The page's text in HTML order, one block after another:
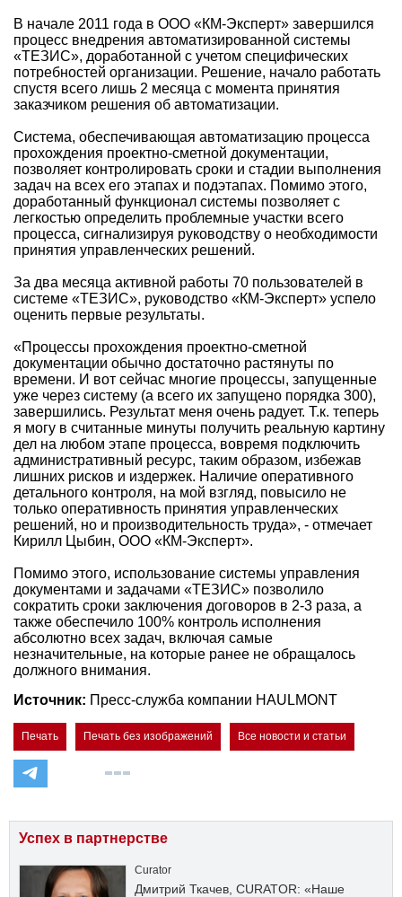
В начале 2011 года в ООО «КМ-Эксперт» завершился
процесс внедрения автоматизированной системы
«ТЕЗИС», доработанной с учетом специфических
потребностей организации. Решение, начало работать
спустя всего лишь 2 месяца с момента принятия
заказчиком решения об автоматизации.
Система, обеспечивающая автоматизацию процесса
прохождения проектно-сметной документации,
позволяет контролировать сроки и стадии выполнения
задач на всех его этапах и подэтапах. Помимо этого,
доработанный функционал системы позволяет с
легкостью определить проблемные участки всего
процесса, сигнализируя руководству о необходимости
принятия управленческих решений.
За два месяца активной работы 70 пользователей в
системе «ТЕЗИС», руководство «КМ-Эксперт» успело
оценить первые результаты.
«Процессы прохождения проектно-сметной
документации обычно достаточно растянуты по
времени. И вот сейчас многие процессы, запущенные
уже через систему (а всего их запущено порядка 300),
завершились. Результат меня очень радует. Т.к. теперь
я могу в считанные минуты получить реальную картину
дел на любом этапе процесса, вовремя подключить
административный ресурс, таким образом, избежав
лишних рисков и издержек. Наличие оперативного
детального контроля, на мой взгляд, повысило не
только оперативность принятия управленческих
решений, но и производительность труда», - отмечает
Кирилл Цыбин, ООО «КМ-Эксперт».
Помимо этого, использование системы управления
документами и задачами «ТЕЗИС» позволило
сократить сроки заключения договоров в 2-3 раза, а
также обеспечило 100% контроль исполнения
абсолютно всех задач, включая самые
незначительные, на которые ранее не обращалось
должного внимания.
Источник: Пресс-служба компании HAULMONT
Печать Печать без изображений Все новости и статьи
Успех в партнерстве
Curator
Дмитрий Ткачев, CURATOR: «Наше